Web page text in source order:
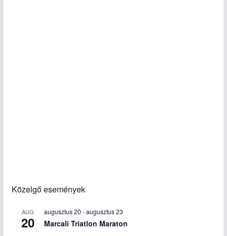
Közelgő események
AUG
20
augusztus 20 -augusztus 23
Marcali Triatlon Maraton